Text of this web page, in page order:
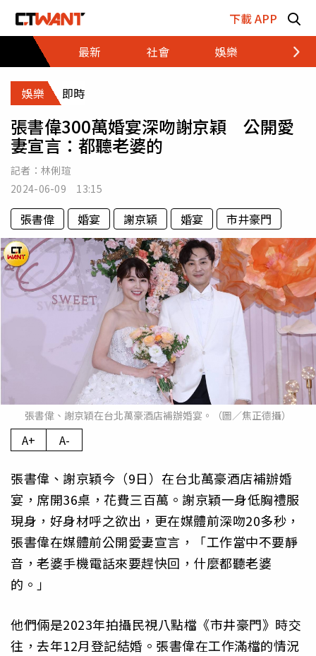
下載 APP
最新
社會 娛樂 財經
娛樂 即時
張書偉300萬婚宴深吻謝京穎 公開愛
妻宣言：都聽老婆的
記者： 林俐瑄
2024-06-09 13:15
張書偉 婚宴 謝京穎 婚宴 市井豪門
張書偉、謝京穎在台北萬豪酒店補辦婚宴。（圖／焦正德攝）
A+ A-
張書偉、謝京穎今（9日）在台北萬豪酒店補辦婚
宴，席開36桌，花費三百萬。謝京穎一身低胸禮服
現身，好身材呼之欲出，更在媒體前深吻20多秒，
張書偉在媒體前公開愛妻宣言，「工作當中不要靜
音，老婆手機電話來要趕快回，什麼都聽老婆
的。」
他們倆是2023年拍攝民視八點檔《市井豪門》時交
往，去年12月登記結婚。張書偉在工作滿檔的情況